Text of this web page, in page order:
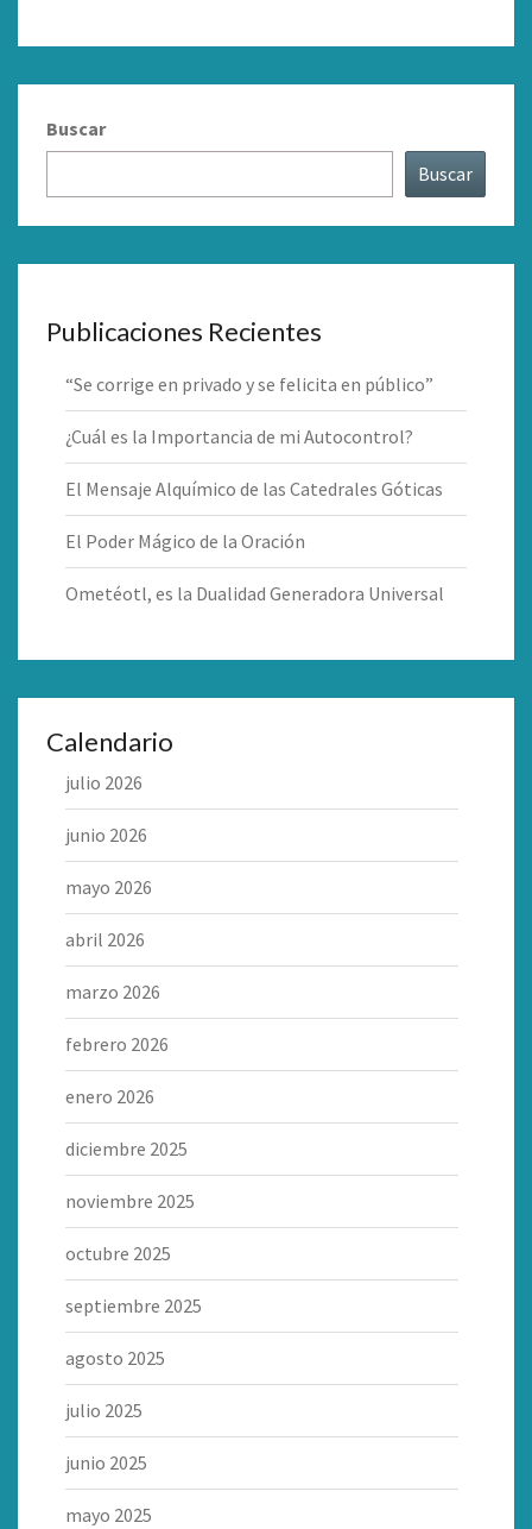
Buscar
Buscar
Publicaciones Recientes
“Se corrige en privado y se felicita en público”
¿Cuál es la Importancia de mi Autocontrol?
El Mensaje Alquímico de las Catedrales Góticas
El Poder Mágico de la Oración
Ometéotl, es la Dualidad Generadora Universal
Calendario
julio 2026
junio 2026
mayo 2026
abril 2026
marzo 2026
febrero 2026
enero 2026
diciembre 2025
noviembre 2025
octubre 2025
septiembre 2025
agosto 2025
julio 2025
junio 2025
mayo 2025